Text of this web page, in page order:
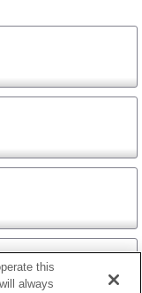
this
always